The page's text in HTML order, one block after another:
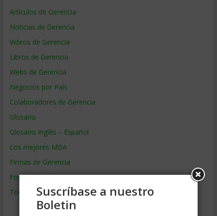
Artículos de Gerencia
Noticias de Gerencia
Videos de Gerencia
Libros de Gerencia
Webs de Gerencia
Negocios por País
Colaboradores de Gerencia
Glosario
Glosario Inglés – Español
Los mejores MBA
Firmas de Gerencia
Formación de Gerencia
Todos los TemasSuscríbase a nuestro
Boletin